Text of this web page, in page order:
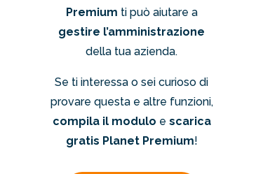
Premium ti può aiutare a
gestire l’amministrazione
della tua azienda.
Se ti interessa o sei curioso di
provare questa e altre funzioni,
compila il modulo e scarica
gratis Planet Premium!